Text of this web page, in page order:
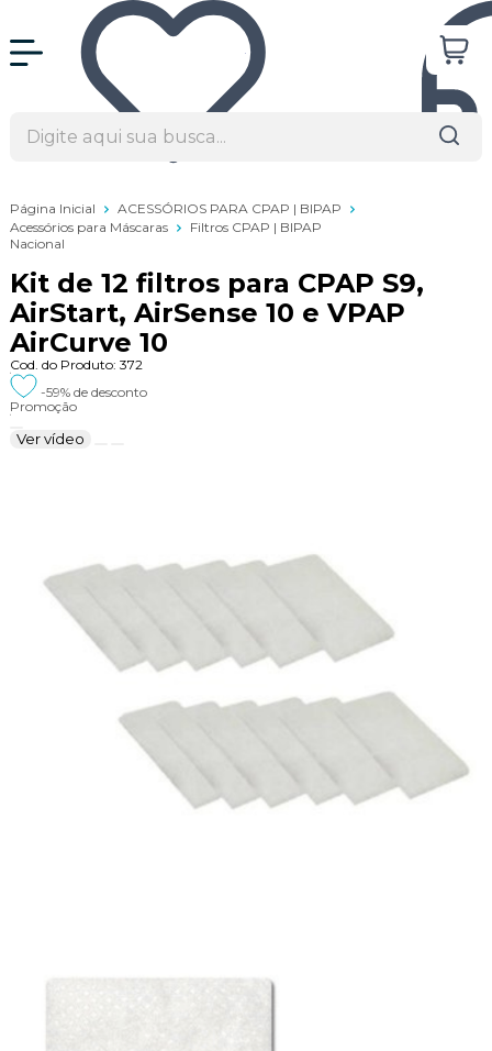
Página Inicial
ACESSÓRIOS PARA CPAP | BIPAP
Acessórios para Máscaras
Filtros CPAP | BIPAP
Nacional
Kit de 12 filtros para CPAP S9,
AirStart, AirSense 10 e VPAP
AirCurve 10
Cod. do Produto: 372
-59% de desconto
Promoção
Ver vídeo